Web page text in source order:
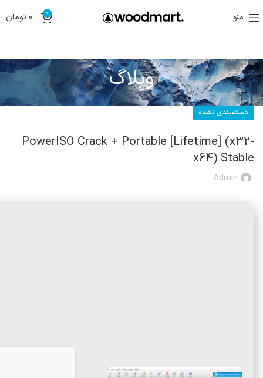
منو 0
0تومان
وبلاگ
دسته‌بندی نشده
PowerISO Crack + Portable [Lifetime] (x32-
x64) Stable
Admin